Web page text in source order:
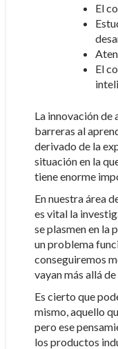
El
El
La innovación de
barreras al
derivado de la
situación en la
tiene enorme
En nuestra área
es vital la
se plasmen en la
un problema
conseguiremos
vayan más allá
Es cierto que
mismo, aquello
pero ese
los productos